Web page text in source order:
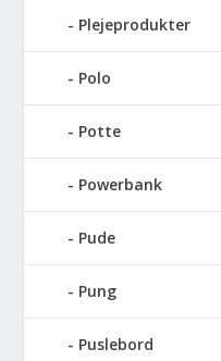
Plejeprodukter
Polo
Potte
Powerbank
Pude
Pung
Puslebord